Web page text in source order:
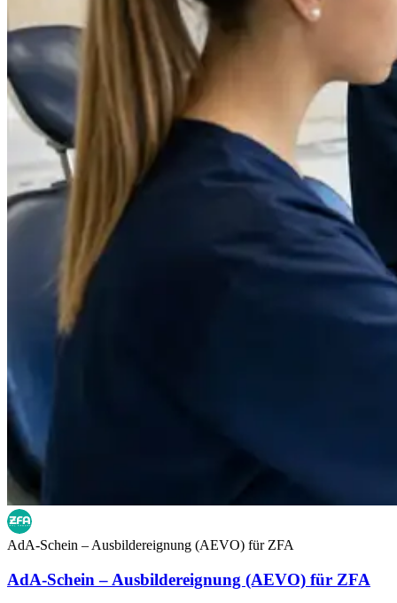
AdA-Schein – Ausbildereignung (AEVO) für ZFA
AdA-Schein – Ausbildereignung (AEVO) für ZFA